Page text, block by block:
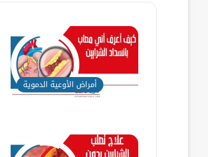
أمراض الأوعية الدموية